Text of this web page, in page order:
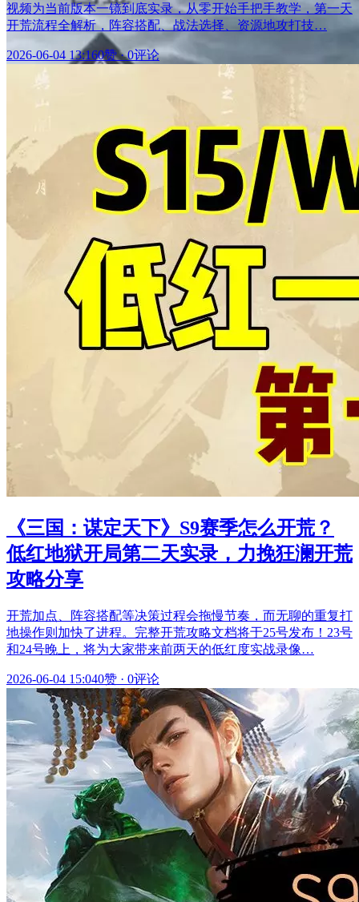
视频为当前版本一镜到底实录，从零开始手把手教学，第一天
开荒流程全解析，阵容搭配、战法选择、资源地攻打技…
2026-06-04 13:160赞·0评论
《三国：谋定天下》S9赛季怎么开荒？
低红地狱开局第二天实录，力挽狂澜开荒
攻略分享
开荒加点、阵容搭配等决策过程会拖慢节奏，而无聊的重复打
地操作则加快了进程。完整开荒攻略文档将于25号发布！23号
和24号晚上，将为大家带来前两天的低红度实战录像…
2026-06-04 15:040赞 · 0评论